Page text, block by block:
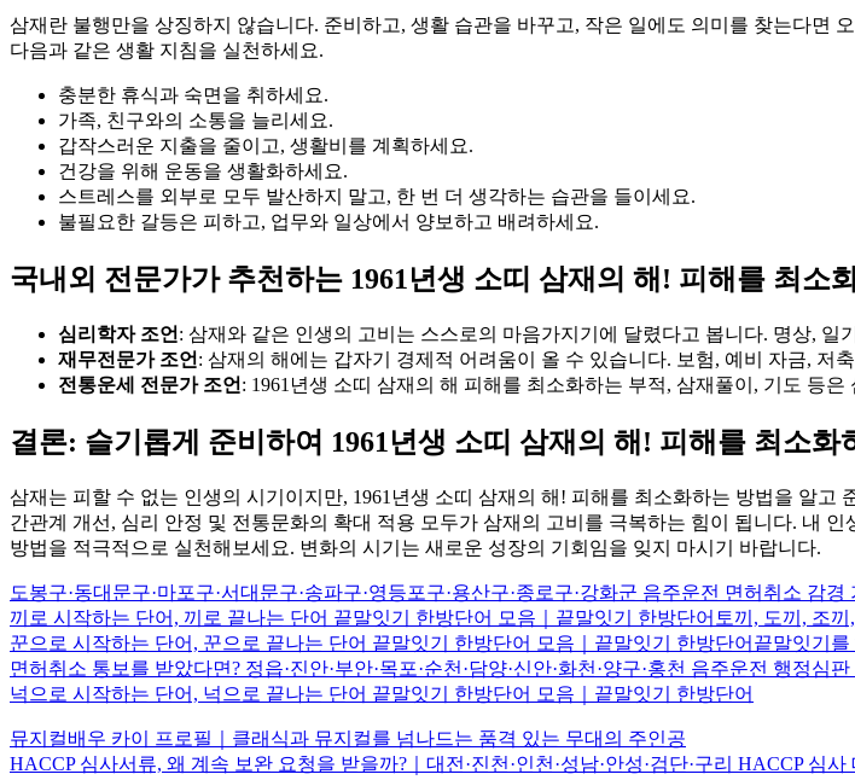
삼재란 불행만을 상징하지 않습니다. 준비하고, 생활 습관을 바꾸고, 작은 일에도 의미를 찾는다면
다음과 같은 생활 지침을 실천하세요.
충분한 휴식과 숙면을 취하세요.
가족, 친구와의 소통을 늘리세요.
갑작스러운 지출을 줄이고, 생활비를 계획하세요.
건강을 위해 운동을 생활화하세요.
스트레스를 외부로 모두 발산하지 말고, 한 번 더 생각하는 습관을 들이세요.
불필요한 갈등은 피하고, 업무와 일상에서 양보하고 배려하세요.
국내외 전문가가 추천하는 1961년생 소띠 삼재의 해! 피해를 최소
심리학자 조언 : 삼재와 같은 인생의 고비는 스스로의 마음가지기에 달렸다고 봅니다. 명상,
재무전문가 조언 : 삼재의 해에는 갑자기 경제적 어려움이 올 수 있습니다. 보험, 예비 자금, 저
전통운세 전문가 조언 : 1961년생 소띠 삼재의 해 피해를 최소화하는 부적, 삼재풀이, 기도 등
결론: 슬기롭게 준비하여 1961년생 소띠 삼재의 해! 피해를 최소화
삼재는 피할 수 없는 인생의 시기이지만, 1961년생 소띠 삼재의 해! 피해를 최소화하는 방법을 알
간관계 개선, 심리 안정 및 전통문화의 확대 적용 모두가 삼재의 고비를 극복하는 힘이 됩니다. 내
방법을 적극적으로 실천해보세요. 변화의 시기는 새로운 성장의 기회임을 잊지 마시기 바랍니다.
도봉구·동대문구·마포구·서대문구·송파구·영등포구·용산구·종로구·강화군 음주운전 면허취소 감
끼로 시작하는 단어, 끼로 끝나는 단어 끝말잇기 한방단어 모음｜끝말잇기 한방단어토끼, 도끼, 조끼,
꾼으로 시작하는 단어, 꾼으로 끝나는 단어 끝말잇기 한방단어 모음｜끝말잇기 한방단어끝말잇기
면허취소 통보를 받았다면? 정읍·진안·부안·목포·순천·담양·신안·화천·양구·홍천 음주운전 행정심
넉으로 시작하는 단어, 넉으로 끝나는 단어 끝말잇기 한방단어 모음｜끝말잇기 한방단어
뮤지컬배우 카이 프로필｜클래식과 뮤지컬를 넘나드는 품격 있는 무대의 주인공
HACCP 심사서류, 왜 계속 보완 요청을 받을까?｜대전·진천·인천·성남·안성·검단·구리 HACCP 심